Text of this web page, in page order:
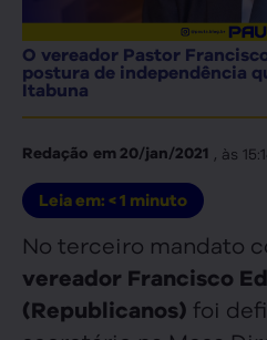
O vereador Pastor
postura de independência
Itabuna
Redação em 20/jan/2021 , às
Leia em: < 1 minuto
No terceiro mandato
vereador Francisco
(Republicanos) foi